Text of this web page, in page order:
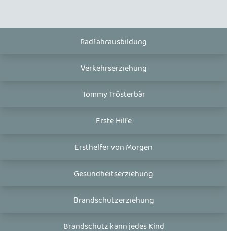
Radfahrausbildung
Verkehrserziehung
Tommy Trösterbär
Erste Hilfe
Ersthelfer von Morgen
Gesundheitserziehung
Brandschutzerziehung
Brandschutz kann jedes Kind